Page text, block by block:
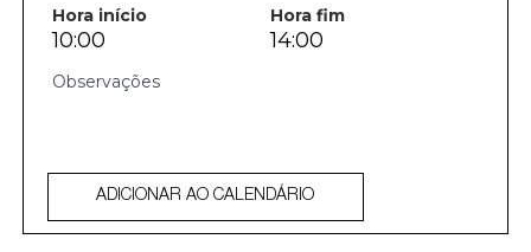
Hora início Hora fim
10:00 14:00
ADICIONAR AO CALENDÁRIO